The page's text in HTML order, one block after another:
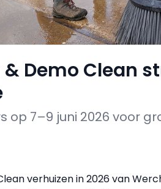
& Demo Clean
op 7–9 juni 2026 voor
verhuizen in 2026 van